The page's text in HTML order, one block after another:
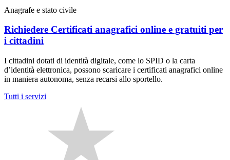
Anagrafe e stato civile
Richiedere Certificati anagrafici online e gratuiti per
i cittadini
I cittadini dotati di identità digitale, come lo SPID o la carta
d’identità elettronica, possono scaricare i certificati anagrafici online
in maniera autonoma, senza recarsi allo sportello.
Tutti i servizi